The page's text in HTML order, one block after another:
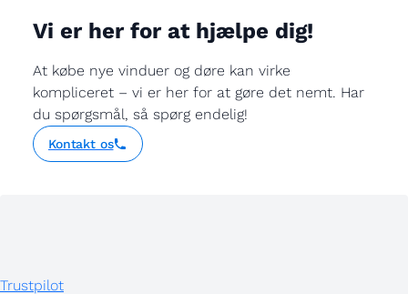
Vi er her for at hjælpe dig!
At købe nye vinduer og døre kan virke
kompliceret – vi er her for at gøre det nemt. Har
du spørgsmål, så spørg endelig!
Kontakt os
Trustpilot